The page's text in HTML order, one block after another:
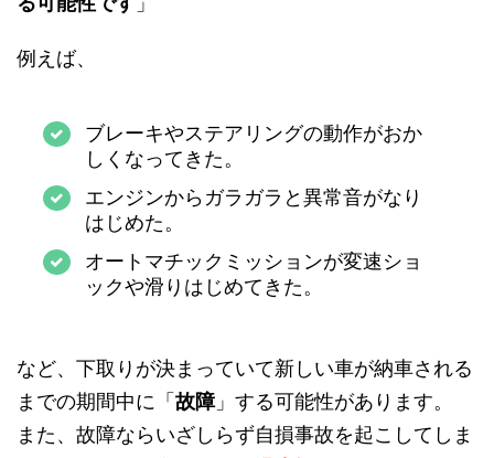
例えば、
ブレーキやステアリングの動作がおか
しくなってきた。
エンジンからガラガラと異常音がなり
はじめた。
オートマチックミッションが変速ショ
ックや滑りはじめてきた。
など、下取りが決まっていて新しい車が納車される
までの期間中に「 故障」する可能性があります。
また、故障ならいざしらず自損事故を起こしてしま